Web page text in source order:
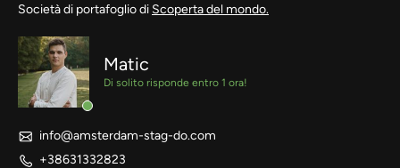
Società di portafoglio di Scoperta del mondo.
Matic
Di solito risponde entro 1 ora!
info@amsterdam-stag-do.com
+38631332823